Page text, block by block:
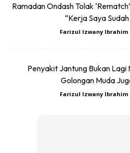
Ads
Ramadan Ondash Tolak
“Kerja Saya
Farizul Izwany Ibrahim
Penyakit Jantung Bukan Lagi
Golongan Muda
Farizul Izwany Ibrahim